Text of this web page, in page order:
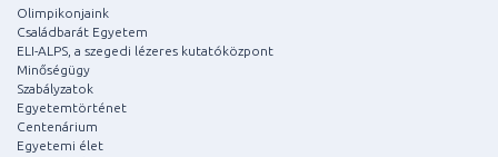
Olimpikonjaink
Családbarát Egyetem
ELI-ALPS, a szegedi lézeres kutatóközpont
Minőségügy
Szabályzatok
Egyetemtörténet
Centenárium
Egyetemi élet